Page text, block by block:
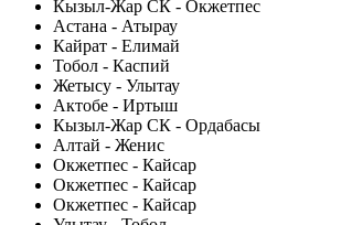
Кызыл-Жар СК - Окжетпес
Астана - Атырау
Кайрат - Елимай
Тобол - Каспий
Жетысу - Улытау
Актобе - Иртыш
Кызыл-Жар СК - Ордабасы
Алтай - Женис
Окжетпес - Кайсар
Окжетпес - Кайсар
Окжетпес - Кайсар